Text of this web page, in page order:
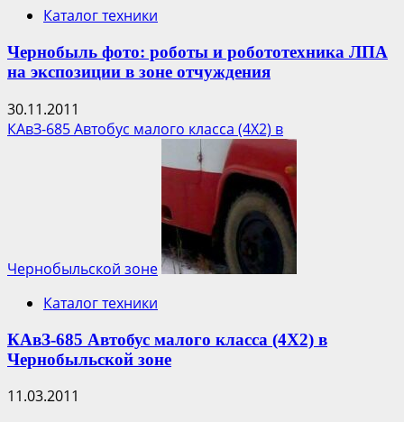
Каталог техники
Чернобыль фото: роботы и робототехника ЛПА
на экспозиции в зоне отчуждения
30.11.2011
КАвЗ-685 Автобус малого класса (4Х2) в
Чернобыльской зоне
Каталог техники
КАвЗ-685 Автобус малого класса (4Х2) в
Чернобыльской зоне
11.03.2011